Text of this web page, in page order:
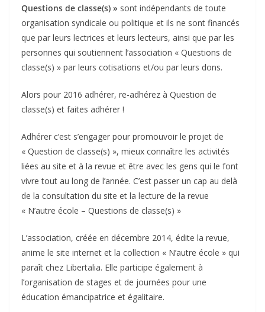
Questions de classe(s) » sont indépendants de toute
organisation syndicale ou politique et ils ne sont financés
que par leurs lectrices et leurs lecteurs, ainsi que par les
personnes qui soutiennent l’association « Questions de
classe(s) » par leurs cotisations et/ou par leurs dons.
Alors pour 2016 adhérer, re-adhérez à Question de
classe(s) et faites adhérer !
Adhérer c’est s’engager pour promouvoir le projet de
« Question de classe(s) », mieux connaître les activités
liées au site et à la revue et être avec les gens qui le font
vivre tout au long de l’année. C’est passer un cap au delà
de la consultation du site et la lecture de la revue
« N’autre école – Questions de classe(s) »
L’association, créée en décembre 2014, édite la revue,
anime le site internet et la collection « N’autre école » qui
paraît chez Libertalia. Elle participe également à
l’organisation de stages et de journées pour une
éducation émancipatrice et égalitaire.